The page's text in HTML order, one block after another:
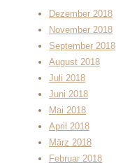
Dezember 2018
November 2018
September 2018
August 2018
Juli 2018
Juni 2018
Mai 2018
April 2018
März 2018
Februar 2018